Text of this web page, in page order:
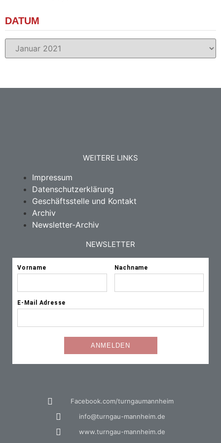
DATUM
WEITERE LINKS
Impressum
Datenschutzerklärung
Geschäftsstelle und Kontakt
Archiv
Newsletter-Archiv
NEWSLETTER
Facebook.com/turngaumannheim
info@turngau-mannheim.de
www.turngau-mannheim.de